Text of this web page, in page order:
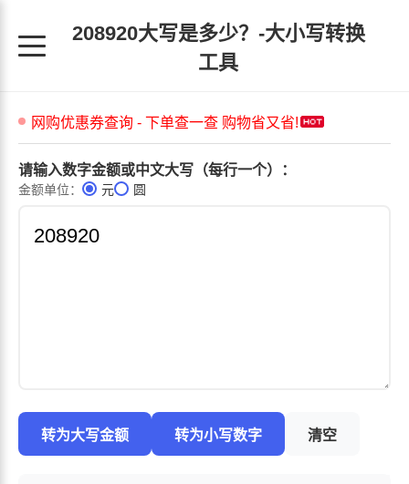
208920大写是多少？-大小写转换
工具
请输入数字金额或中文大写（每行一个）：
金额单位： 元 圆
转为大写金额 转为小写数字 清空